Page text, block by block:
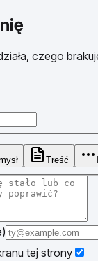
czego
Treść
tej strony